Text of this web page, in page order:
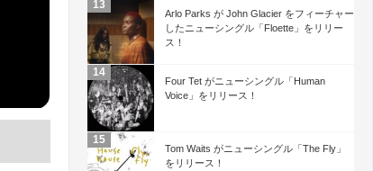
Arlo Parks が John Glacier をフィーチャー
したニューシングル「Floette」をリリー
ス！
Four Tet がニューシングル「Human
Voice」をリリース！
Tom Waits がニューシングル「The Fly」
をリリース！